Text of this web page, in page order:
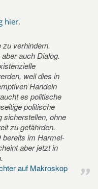
hier.
zu verhindern.
auch Dialog.
weil dies in
Handeln
es politische
politische
sicherstellen, ohne
zu gefährden.
bereits im Harmel-
aber jetzt in
auf Makroskop